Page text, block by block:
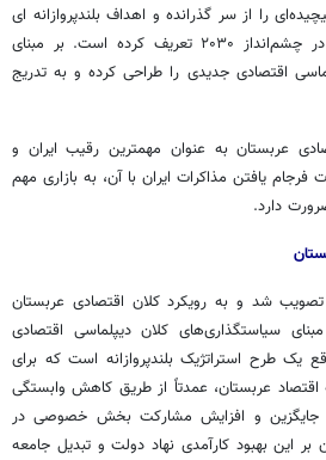
را از سر گذرانده و اهداف بلندپروازانه ای
برای نقش آفرینی در قرن ۲۱ در چشم‌انداز ۲۰۳۰ تعریف کرده است. بر مبنای
دیپلماسی اقتصادی جدیدی را طراحی کرده و به تدریج
عربستان به عنوان مهمترین رقیب ایران و
یافتن مذاکرات ایران با آن، به بازاری مهم
دارد.
چشم‌انداز ۲۰۳۰ در سال ۲۰۱۶ تصویب شد و به رویکرد کلان اقتصادی عربستان
سیاستگذاری‌های کلان دیپلماسی اقتصادی
یک طرح استراتژیک بلندپروازانه است که برای
عربستان، عمدتاً از طریق کاهش وابستگی
جایگزین و افزایش مشارکت بخش خصوصی در
این بهبود کارآمدی نهاد دولت و تبدیل جامعه